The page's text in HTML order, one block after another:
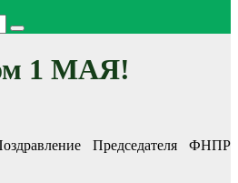
1 МАЯ!
Председателя ФНПР